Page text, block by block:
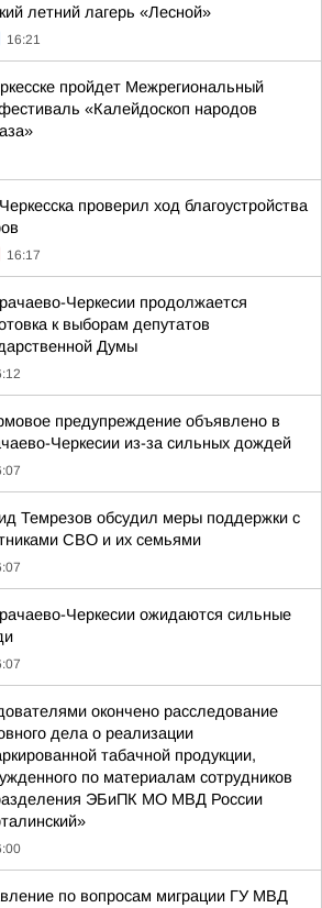
летний лагерь «Лесной»
16:21
пройдет Межрегиональный
«Калейдоскоп народов
проверил ход благоустройства
16:17
Черкесии продолжается
к выборам депутатов
Думы
предупреждение объявлено в
Черкесии из-за сильных дождей
Темрезов обсудил меры поддержки с
СВО и их семьями
Черкесии ожидаются сильные
окончено расследование
дела о реализации
табачной продукции,
по материалам сотрудников
ЭБиПК МО МВД России
по вопросам миграции ГУ МВД